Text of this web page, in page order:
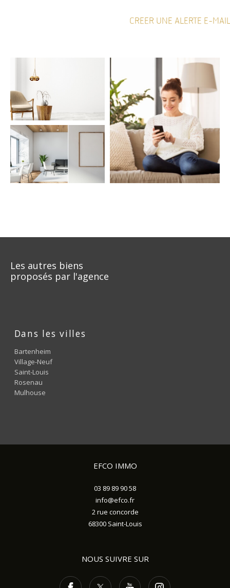
CREER UNE ALERTE E-
Les autres biens
proposés par l'agence
Dans les villes
Bartenheim
Village-Neuf
Saint-Louis
Rosenau
Mulhouse
EFCO IMMO
03 89 89 90 58
info@efco.fr
2 rue concorde
68300
Saint-Louis
NOUS SUIVRE SUR
AFFINER LES CRITÈRES
TERRASSE PARKING PISCINE
FILTRER PAR
COUPS DE COEUR EXCLUSIVITÉS
RECHERCHER